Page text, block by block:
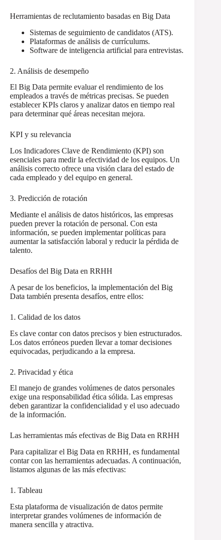
Herramientas de reclutamiento basadas en Big Data
Sistemas de seguimiento de candidatos (ATS).
Plataformas de análisis de currículums.
Software de inteligencia artificial para entrevistas.
2. Análisis de desempeño
El Big Data permite evaluar el rendimiento de los
empleados a través de métricas precisas. Se pueden
establecer KPIs claros y analizar datos en tiempo real
para determinar qué áreas necesitan mejora.
KPI y su relevancia
Los Indicadores Clave de Rendimiento (KPI) son
esenciales para medir la efectividad de los equipos. Un
análisis correcto ofrece una visión clara del estado de
cada empleado y del equipo en general.
3. Predicción de rotación
Mediante el análisis de datos históricos, las empresas
pueden prever la rotación de personal. Con esta
información, se pueden implementar políticas para
aumentar la satisfacción laboral y reducir la pérdida de
talento.
Desafíos del Big Data en RRHH
A pesar de los beneficios, la implementación del Big
Data también presenta desafíos, entre ellos:
1. Calidad de los datos
Es clave contar con datos precisos y bien estructurados.
Los datos erróneos pueden llevar a tomar decisiones
equivocadas, perjudicando a la empresa.
2. Privacidad y ética
El manejo de grandes volúmenes de datos personales
exige una responsabilidad ética sólida. Las empresas
deben garantizar la confidencialidad y el uso adecuado
de la información.
Las herramientas más efectivas de Big Data en RRHH
Para capitalizar el Big Data en RRHH, es fundamental
contar con las herramientas adecuadas. A continuación,
listamos algunas de las más efectivas:
1. Tableau
Esta plataforma de visualización de datos permite
interpretar grandes volúmenes de información de
manera sencilla y atractiva.